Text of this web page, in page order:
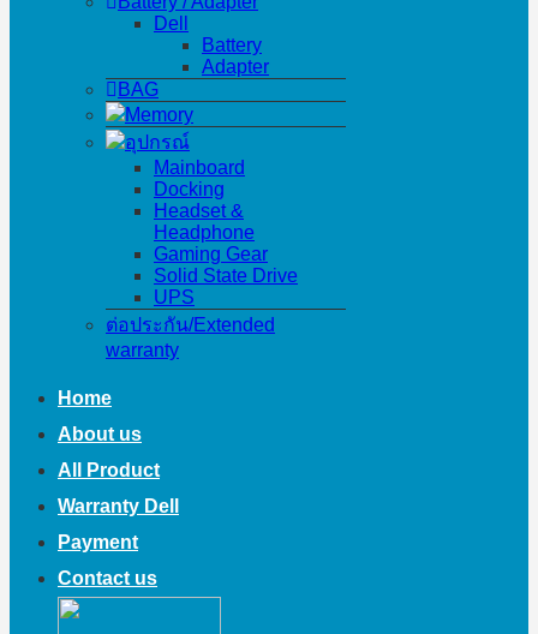
Dell
Battery
Adapter
BAG
Memory
อุปกรณ์
Mainboard
Docking
Headset &
Headphone
Gaming Gear
Solid State Drive
UPS
ต่อประกัน/Extended
warranty
Home
About us
All Product
Warranty Dell
Payment
Contact us